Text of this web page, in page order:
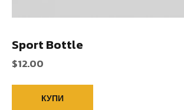
Sport Bottle
$12.00
КУПИ